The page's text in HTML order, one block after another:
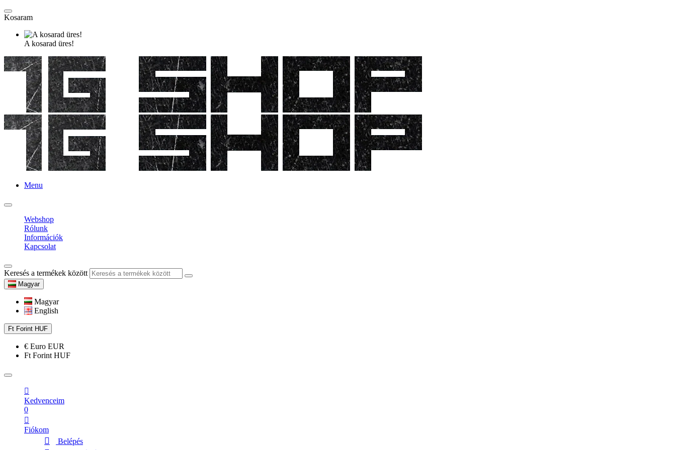
Kosaram
A kosarad üres!
Menu
Webshop
Rólunk
Információk
Kapcsolat
Keresés a termékek között
Magyar
Magyar
English
Ft Forint HUF
€ Euro EUR
Ft Forint HUF
Kedvenceim
0
Fiókom
Belépés